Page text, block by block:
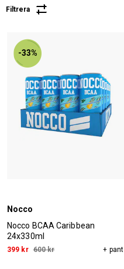
Filtrera
-33%
Nocco
Nocco BCAA Caribbean
24x330ml
399 kr 600 kr + pant